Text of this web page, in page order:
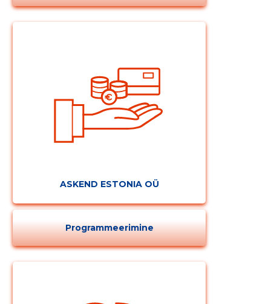
ASKEND ESTONIA OÜ
Programmeerimine
kirjeldust
MUUDA